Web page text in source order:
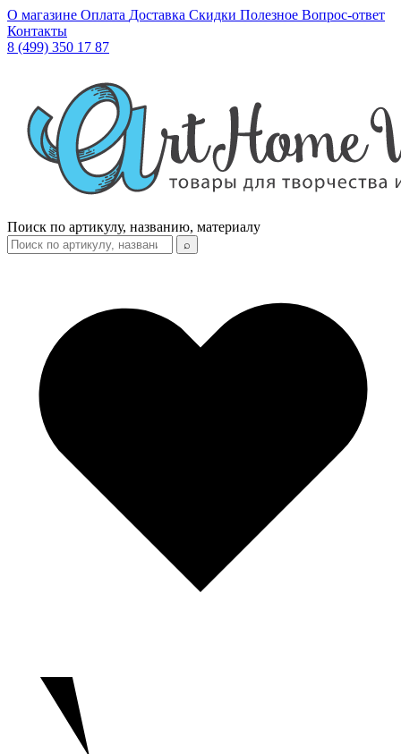
О магазине Оплата Доставка Скидки Полезное Вопрос-ответ
Контакты
8 (499) 350 17 87
Поиск по артикулу, названию, материалу
⌕